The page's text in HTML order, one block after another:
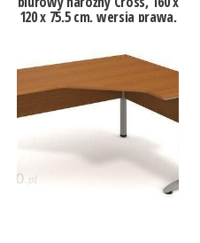
120 x 75,5 cm, wersja prawa,